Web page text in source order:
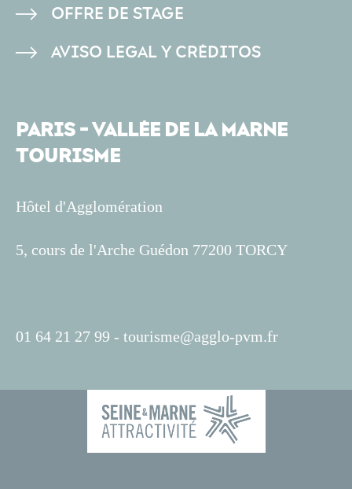
OFFRE DE STAGE
AVISO LEGAL Y CRÉDITOS
PARIS - VALLÉE DE LA MARNE
TOURISME
Hôtel d'Agglomération
5, cours de l'Arche Guédon 77200 TORCY
01 64 21 27 99 - tourisme@agglo-pvm.fr